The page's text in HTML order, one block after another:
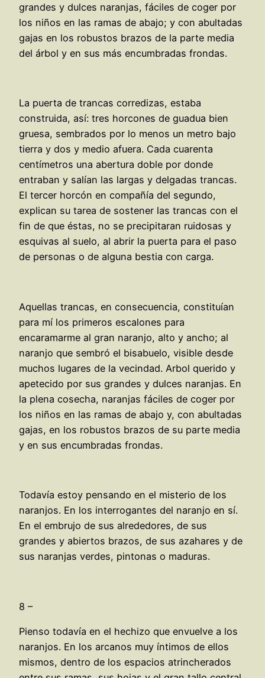
grandes y dulces naranjas, fáciles de coger por
los niños en las ramas de abajo; y con abultadas
gajas en los robustos brazos de la parte media
del árbol y en sus más encumbradas frondas.
La puerta de trancas corredizas, estaba
construida, así: tres horcones de guadua bien
gruesa, sembrados por lo menos un metro bajo
tierra y dos y medio afuera. Cada cuarenta
centímetros una abertura doble por donde
entraban y salían las largas y delgadas trancas.
El tercer horcón en compañía del segundo,
explican su tarea de sostener las trancas con el
fin de que éstas, no se precipitaran ruidosas y
esquivas al suelo, al abrir la puerta para el paso
de personas o de alguna bestia con carga.
Aquellas trancas, en consecuencia, constituían
para mí los primeros escalones para
encaramarme al gran naranjo, alto y ancho; al
naranjo que sembró el bisabuelo, visible desde
muchos lugares de la vecindad. Arbol querido y
apetecido por sus grandes y dulces naranjas. En
la plena cosecha, naranjas fáciles de coger por
los niños en las ramas de abajo y, con abultadas
gajas, en los robustos brazos de su parte media
y en sus encumbradas frondas.
Todavía estoy pensando en el misterio de los
naranjos. En los interrogantes del naranjo en sí.
En el embrujo de sus alrededores, de sus
grandes y abiertos brazos, de sus azahares y de
sus naranjas verdes, pintonas o maduras.
8 –
Pienso todavía en el hechizo que envuelve a los
naranjos. En los arcanos muy íntimos de ellos
mismos, dentro de los espacios atrincherados